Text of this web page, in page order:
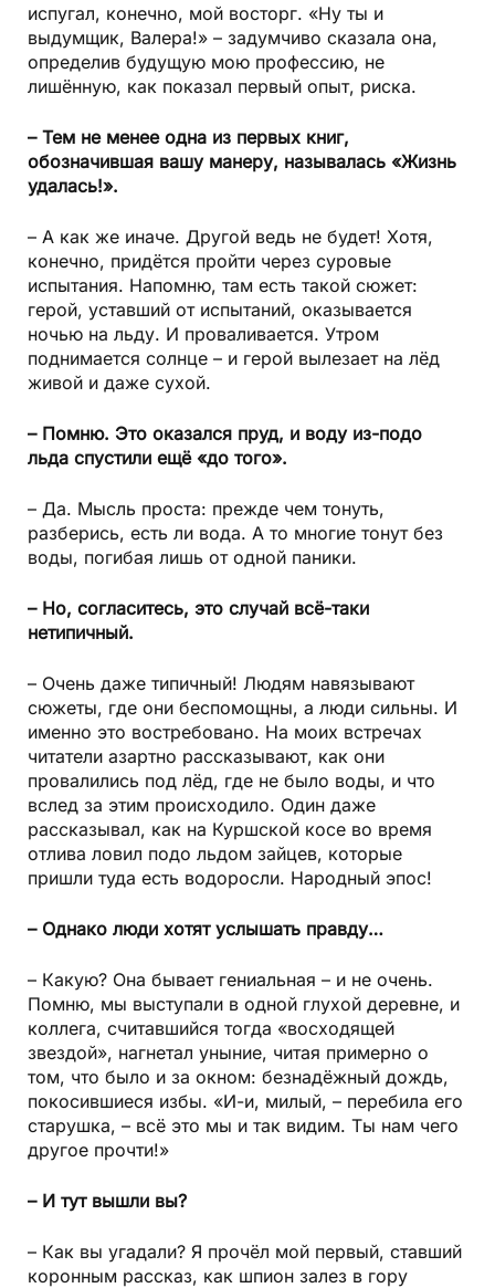
испугал, конечно, мой восторг. «Ну ты и
выдумщик, Валера!» – задумчиво сказала она,
определив будущую мою профессию, не
лишённую, как показал первый опыт, риска.
– Тем не менее одна из первых книг,
обозначившая вашу манеру, называлась «Жизнь
удалась!».
– А как же иначе. Другой ведь не будет! Хотя,
конечно, придётся пройти через суровые
испытания. Напомню, там есть такой сюжет:
герой, уставший от испытаний, оказывается
ночью на льду. И проваливается. Утром
поднимается солнце – и герой вылезает на лёд
живой и даже сухой.
– Помню. Это оказался пруд, и воду из-подо
льда спустили ещё «до того».
– Да. Мысль проста: прежде чем тонуть,
разберись, есть ли вода. А то многие тонут без
воды, погибая лишь от одной паники.
– Но, согласитесь, это случай всё-таки
нетипичный.
– Очень даже типичный! Людям навязывают
сюжеты, где они беспомощны, а люди сильны. И
именно это востребовано. На моих встречах
читатели азартно рассказывают, как они
провалились под лёд, где не было воды, и что
вслед за этим происходило. Один даже
рассказывал, как на Куршской косе во время
отлива ловил подо льдом зайцев, которые
пришли туда есть водоросли. Народный эпос!
– Однако люди хотят услышать правду…
– Какую? Она бывает гениальная – и не очень.
Помню, мы выступали в одной глухой деревне, и
коллега, считавшийся тогда «восходящей
звездой», нагнетал уныние, читая примерно о
том, что было и за окном: безнадёжный дождь,
покосившиеся избы. «И-и, милый, – перебила его
старушка, – всё это мы и так видим. Ты нам чего
другое прочти!»
– И тут вышли вы?
– Как вы угадали? Я прочёл мой первый, ставший
коронным рассказ, как шпион залез в гору